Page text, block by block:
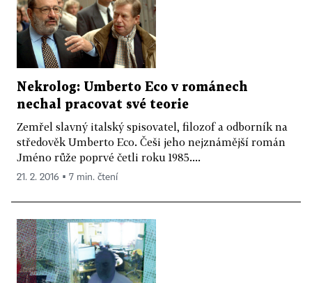
Nekrolog: Umberto Eco v románech
nechal pracovat své teorie
Zemřel slavný italský spisovatel, filozof a odborník na
středověk Umberto Eco. Češi jeho nejznámější román
Jméno růže poprvé četli roku 1985....
21. 2. 2016 ▪ 7 min. čtení